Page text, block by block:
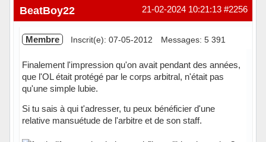
En ligne #2256
21-02-2024 10:21:13
BeatBoy22
Membre Inscrit(e): 07-05-2012 Messages: 5 391
Finalement l'impression qu'on avait pendant des années,
que l'OL était protégé par le corps arbitral, n'était pas
qu'une simple lubie.
Si tu sais à qui t'adresser, tu peux bénéficier d'une
relative mansuétude de l'arbitre et de son staff.